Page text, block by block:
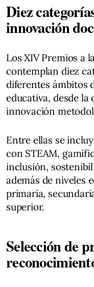
Diez
innovación
Los XIV Premios a
contemplan diez
diferentes ámbitos
educativa, desde
innovación
Entre ellas se
con STEAM,
inclusión,
además de niveles
primaria,
superior.
Selección de